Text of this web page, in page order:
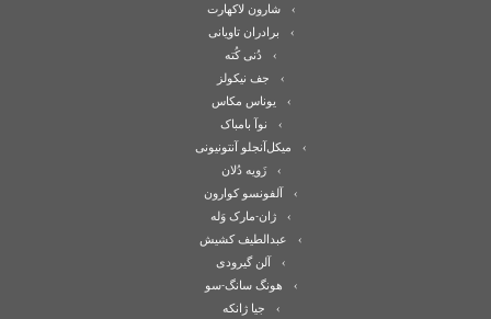
شارون لاکهارت
برادران تاویانی
دُنی کُته
جف نیکولز
یوناس مکاس
نوآ بامباک
میکل‌آنجلو آنتونیونی
زَویه دُلان
آلفونسو کوارون
ژان-مارک وَله
عبدالطیف کشیش
آلن گیرودی
هونگ سانگ-سو
جیا ژانکه